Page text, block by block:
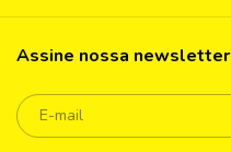
Assine nossa newsletter